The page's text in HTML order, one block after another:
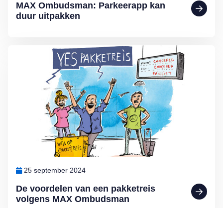
MAX Ombudsman: Parkeerapp kan
duur uitpakken
De voordelen van een pakketreis
volgens MAX Ombudsman
25 september 2024
Lees meer over De voordelen van een pakketreis volgens MAX